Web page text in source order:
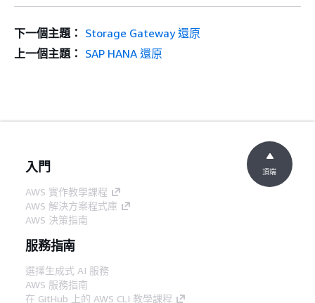
下一個主題： Storage Gateway 還原
上一個主題： SAP HANA 還原
入門
AWS 實作教學課程
AWS 解決方案程式庫
AWS 決策指南
服務指南
選擇生成式 AI 服務
AWS 服務指南
在 GitHub 上的 AWS CLI 教學課程
頂端